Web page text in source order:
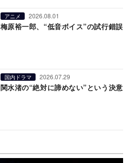
アニメ 2026.08.01
梅原裕一郎、“低音ボイス”の試行錯誤
国内ドラマ 2026.07.29
関水渚の“絶対に諦めない”という決意